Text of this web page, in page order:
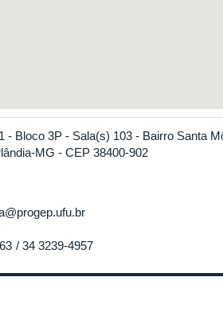
- Bloco 3P - Sala(s) 103 - Bairro Santa
MG - CEP 38400-902
34 3239-4957